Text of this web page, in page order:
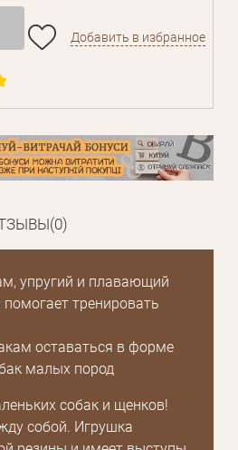
Добавить в избранное
упругий и плавающий
тренировать
оставаться в форме
малых пород
собак и щенков!
собой. Игрушка